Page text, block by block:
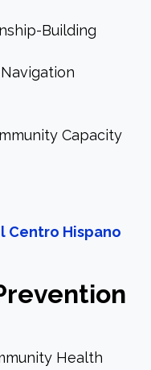
Building
Capacity
Centro Hispano
Health